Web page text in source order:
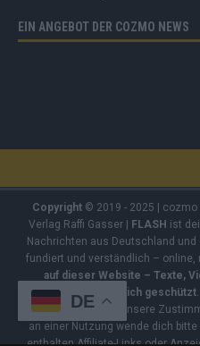
EIN ANGEBOT DER COZMO NEWS
Copyright© 2019 - 2025 | cozmo
Verlag Raffi Gasser |
FLASH ist
Nachrichten aus Deutschland und
fundiert und verständlich – online,
auf dieser Website – Texte,
urheberrechtlich geschützt
Weitergeben ohne unsere
an einer Nutzung wende dich
enthalten Affiliate-Links oder
DE